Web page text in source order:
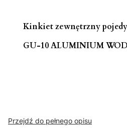
Kinkiet zewnętrzny
GU-10 ALUMINIUM
Przejdź do pełnego opisu